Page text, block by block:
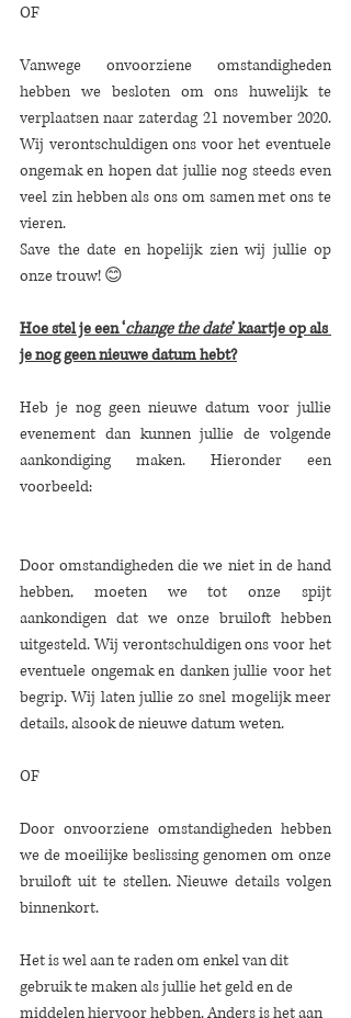
OF
Vanwege onvoorziene omstandigheden
hebben we besloten om ons huwelijk te
verplaatsen naar zaterdag 21 november 2020.
Wij verontschuldigen ons voor het eventuele
ongemak en hopen dat jullie nog steeds even
veel zin hebben als ons om samen met ons te
vieren.
Save the date en hopelijk zien wij jullie op
onze trouw! 😊
Hoe stel je een ‘change the date’ kaartje op als
je nog geen nieuwe datum hebt?
Heb je nog geen nieuwe datum voor jullie
evenement dan kunnen jullie de volgende
aankondiging maken. Hieronder een
voorbeeld:
Door omstandigheden die we niet in de hand
hebben, moeten we tot onze spijt
aankondigen dat we onze bruiloft hebben
uitgesteld. Wij verontschuldigen ons voor het
eventuele ongemak en danken jullie voor het
begrip. Wij laten jullie zo snel mogelijk meer
details, alsook de nieuwe datum weten.
OF
Door onvoorziene omstandigheden hebben
we de moeilijke beslissing genomen om onze
bruiloft uit te stellen. Nieuwe details volgen
binnenkort.
Het is wel aan te raden om enkel van dit
gebruik te maken als jullie het geld en de
middelen hiervoor hebben. Anders is het aan